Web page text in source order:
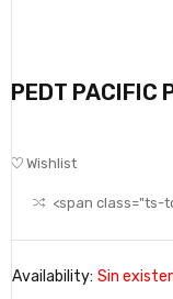
PEDT PACIFIC
Wishlist
<span class="ts-
Availability: Sin